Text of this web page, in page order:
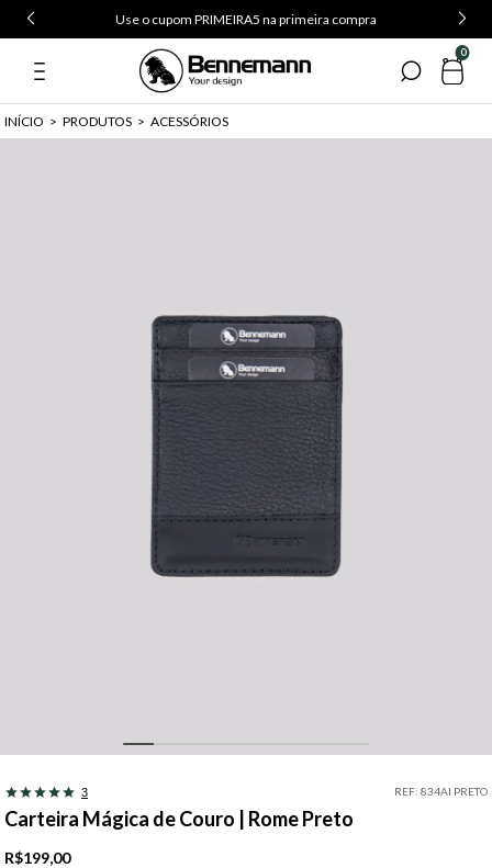
Frete Grátis a partir de R$ 499
0
INÍCIO > PRODUTOS > ACESSÓRIOS
3 REF: 834AI PRETO
Carteira Mágica de Couro | Rome Preto
R$199,00